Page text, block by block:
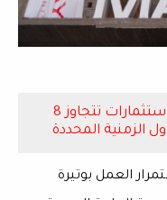
محمد علام: تنفيذ 4 مشروعات باستثمارات تتجاوز 8
الزمنية المحددة
العمل بوتيرة